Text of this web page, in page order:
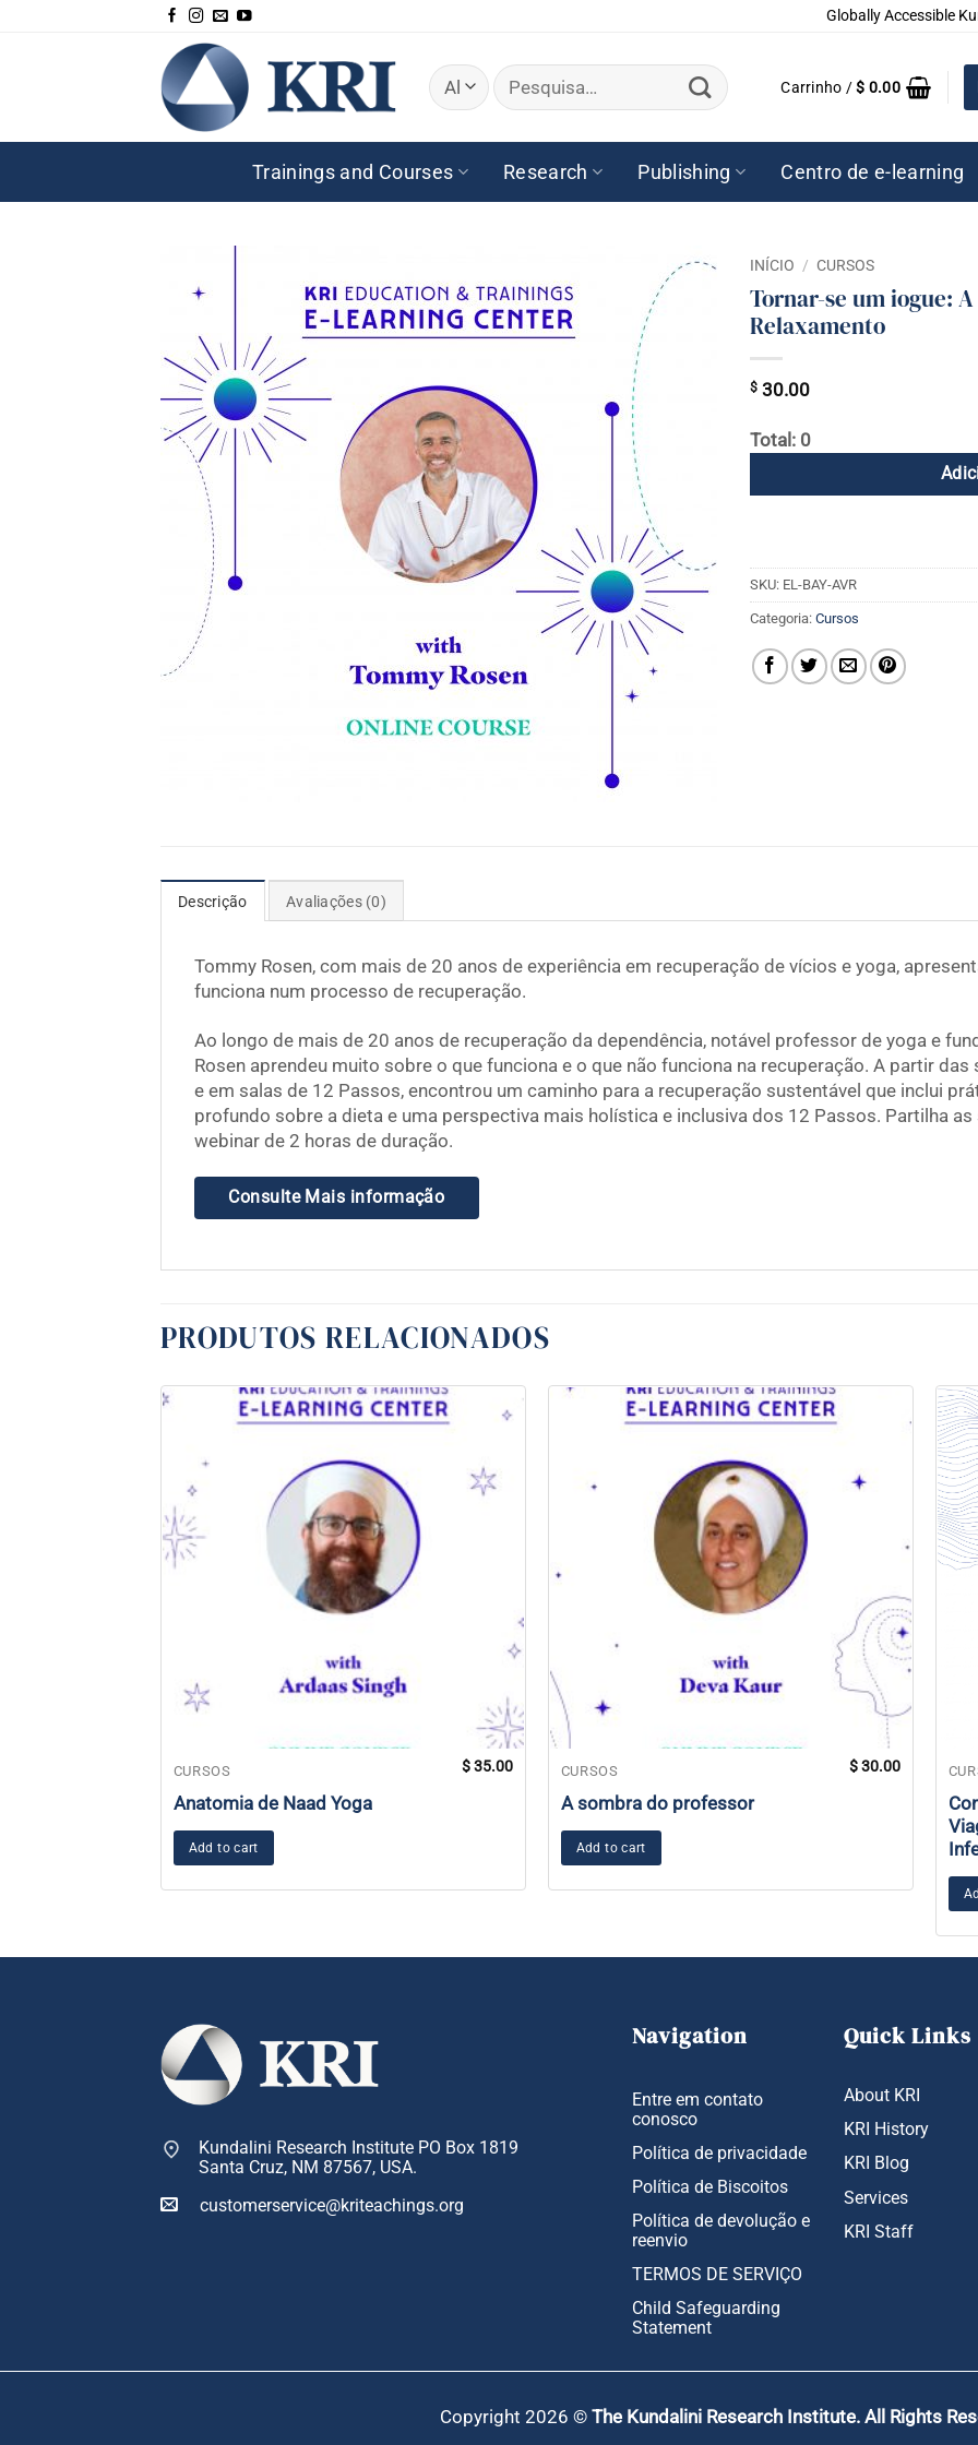
Globally Accessible
Pesquisar
por:
Carrinho /$ 0.00
Trainings and Courses Research Publishing Centro de e-learning
INÍCIO / CURSOS
Tornar-se um iogue:
Relaxamento
$ 30.00
Total: 0
SKU: EL-BAY-AVR
Categoria: Cursos
Descrição Avaliações (0)
Tommy Rosen, com mais de 20 anos de experiência em recuperação de vícios e yoga,
funciona num processo de recuperação.
Ao longo de mais de 20 anos de recuperação da dependência, notável professor de yoga e
Rosen aprendeu muito sobre o que funciona e o que não funciona na recuperação. A partir
e em salas de 12 Passos, encontrou um caminho para a recuperação sustentável que inclui
profundo sobre a dieta e uma perspectiva mais holística e inclusiva dos 12 Passos. Partilha
webinar de 2 horas de duração.
Consulte Mais informação
PRODUTOS RELACIONADOS
CURSOS
Anatomia de Naad Yoga
$35.00
Add to cart
CURSOS
A sombra do professor
$30.00
Add to cart
Kundalini Research Institute PO Box 1819
Santa Cruz, NM 87567, USA.
customerservice@kriteachings.org
Navigation
Entre em contato
conosco
Política de privacidade
Política de Biscoitos
Política de devolução e
reenvio
TERMOS DE SERVIÇO
Child Safeguarding
Statement
Quick Links
About KRI
KRI History
KRI Blog
Services
KRI Staff
Copyright 2026 © The Kundalini Research Institute. All Rights